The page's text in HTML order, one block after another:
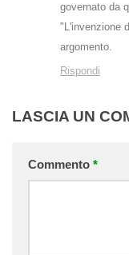
governato da
"L'invenzione
argomento.
Rispondi
LASCIA UN
Commento *